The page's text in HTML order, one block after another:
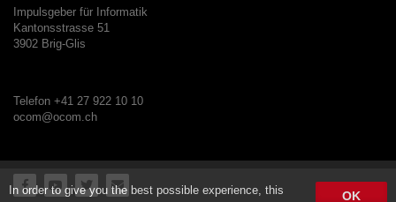
Impulsgeber für Informatik
Kantonsstrasse 51
3902 Brig-Glis
Telefon +41 27 922 10 10
ocom@ocom.ch
OK
In order to give you the best possible experience, this